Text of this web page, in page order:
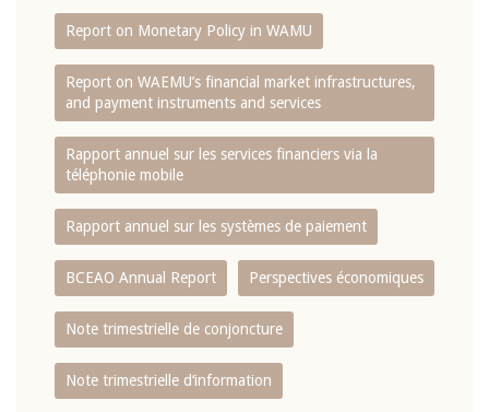
Report on Monetary Policy in WAMU
Report on WAEMU’s financial market infrastructures,
and payment instruments and services
Rapport annuel sur les services financiers via la
téléphonie mobile
Rapport annuel sur les systèmes de paiement
BCEAO Annual Report Perspectives économiques
Note trimestrielle de conjoncture
Note trimestrielle d‘information